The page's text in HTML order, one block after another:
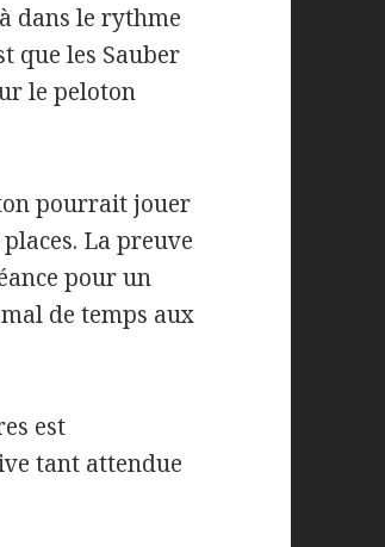
dans le rythme
que les Sauber
le peloton
pourrait jouer
La preuve
pour un
de temps aux
est
tant attendue